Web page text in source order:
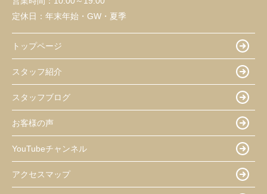
定休日： 年末年始・GW・夏季
トップページ
スタッフ紹介
スタッフブログ
お客様の声
YouTubeチャンネル
アクセスマップ